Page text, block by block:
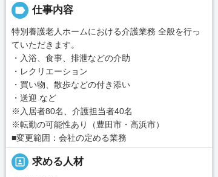
label 仕事内容
特別養護老人ホームにおける介護業務 全般を行っ
ていただきます。
・入浴、食事、排泄などの介助
・レクリエーション
・買い物、散歩などの付き添い
・送迎 など
※入居者80名、介護担当者40名
※転勤の可能性あり（豊田市・高浜市）
■変更範囲：会社の定める業務
portrait 求める人材